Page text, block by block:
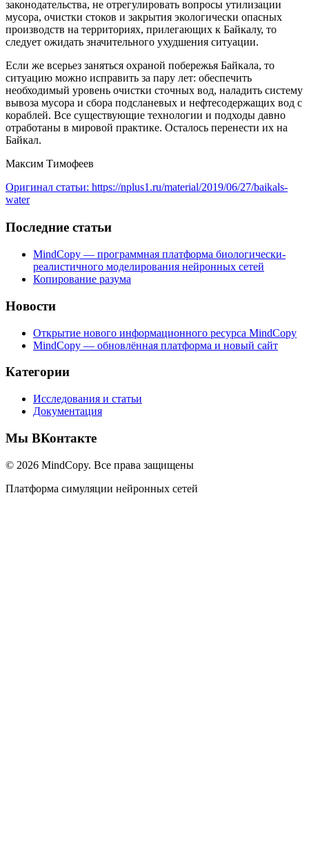
законодательства, не отрегулировать вопросы утилизации
мусора, очистки стоков и закрытия экологически опасных
производств на территориях, прилегающих к Байкалу, то
следует ожидать значительного ухудшения ситуации.
Если же всерьез заняться охраной побережья Байкала, то
ситуацию можно исправить за пару лет: обеспечить
необходимый уровень очистки сточных вод, наладить систему
вывоза мусора и сбора подсланевых и нефтесодержащих вод с
кораблей. Все существующие технологии и подходы давно
отработаны в мировой практике. Осталось перенести их на
Байкал.
Максим Тимофеев
Оригинал статьи: https://nplus1.ru/material/2019/06/27/baikals-
water
Последние статьи
MindCopy — программная платформа биологически-
реалистичного моделирования нейронных сетей
Копирование разума
Новости
Открытие нового информационного ресурса MindCopy
MindCopy — обновлённая платформа и новый сайт
Категории
Исследования и статьи
Документация
Мы ВКонтакте
© 2026 MindCopy. Все права защищены
Платформа симуляции нейронных сетей